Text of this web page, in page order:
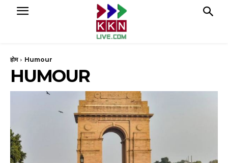
होम Humour
HUMOUR